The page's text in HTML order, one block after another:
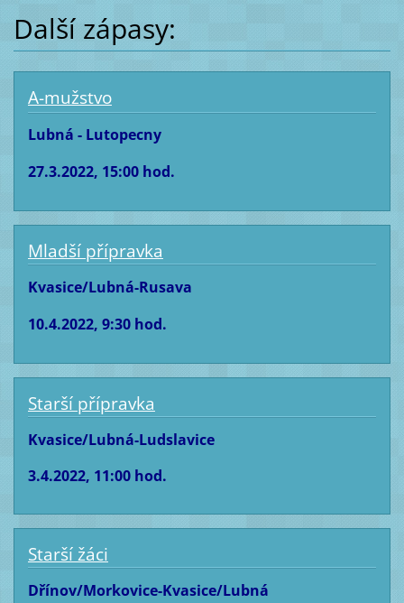
Další zápasy:
A-mužstvo
Lubná - Lutopecny
27.3.2022, 15:00 hod.
Mladší přípravka
Kvasice/Lubná-Rusava
10.4.2022, 9:30 hod.
Starší přípravka
Kvasice/Lubná-Ludslavice
3.4.2022, 11:00 hod.
Starší žáci
Dřínov/Morkovice-Kvasice/Lubná